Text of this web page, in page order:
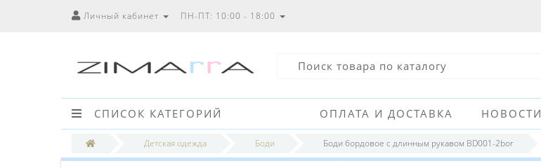
Личный кабинет ПН-ПТ: 10:00 - 18:00
СПИСОК КАТЕГОРИЙ ОПЛАТА И ДОСТАВКА НОВОСТИ
Детская одежда Боди Боди бордовое с длинным рукавом BD001-2bor